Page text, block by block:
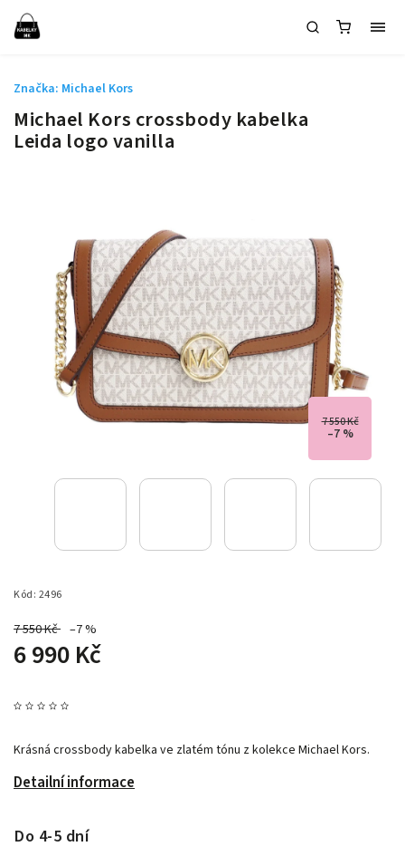
Michael Kors crossbody kabelka
Leida logo vanilla
7 550 Kč
–7 %
Kód: 2496
7 550 Kč –7 %
6 990 Kč
Krásná crossbody kabelka ve zlatém tónu z kolekce Michael Kors.
Detailní informace
Značka: Michael Kors
Do 4-5 dní